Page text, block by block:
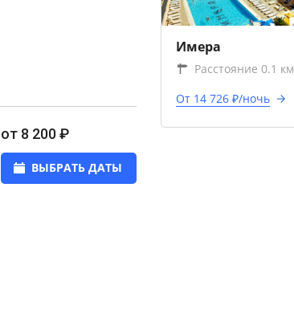
от 8 200 ₽
ВЫБРАТЬ ДАТЫ
Имера
Расстояние 0.1 км
От 14 726 ₽/ночь